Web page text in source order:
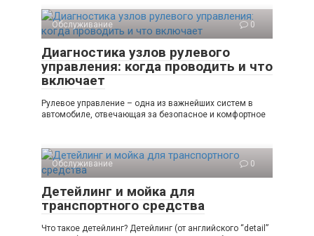
Обслуживание 0
Диагностика узлов рулевого
управления: когда проводить и что
включает
Рулевое управление – одна из важнейших систем в
автомобиле, отвечающая за безопасное и комфортное
Обслуживание 0
Детейлинг и мойка для
транспортного средства
Что такое детейлинг? Детейлинг (от английского “detail”